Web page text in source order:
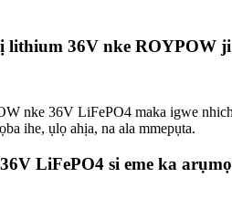
lithium 36V nke ROYPOW
nke 36V LiFePO4 maka igwe
ihe, ụlọ ahịa, na ala mmepụta.
LiFePO4 si eme ka